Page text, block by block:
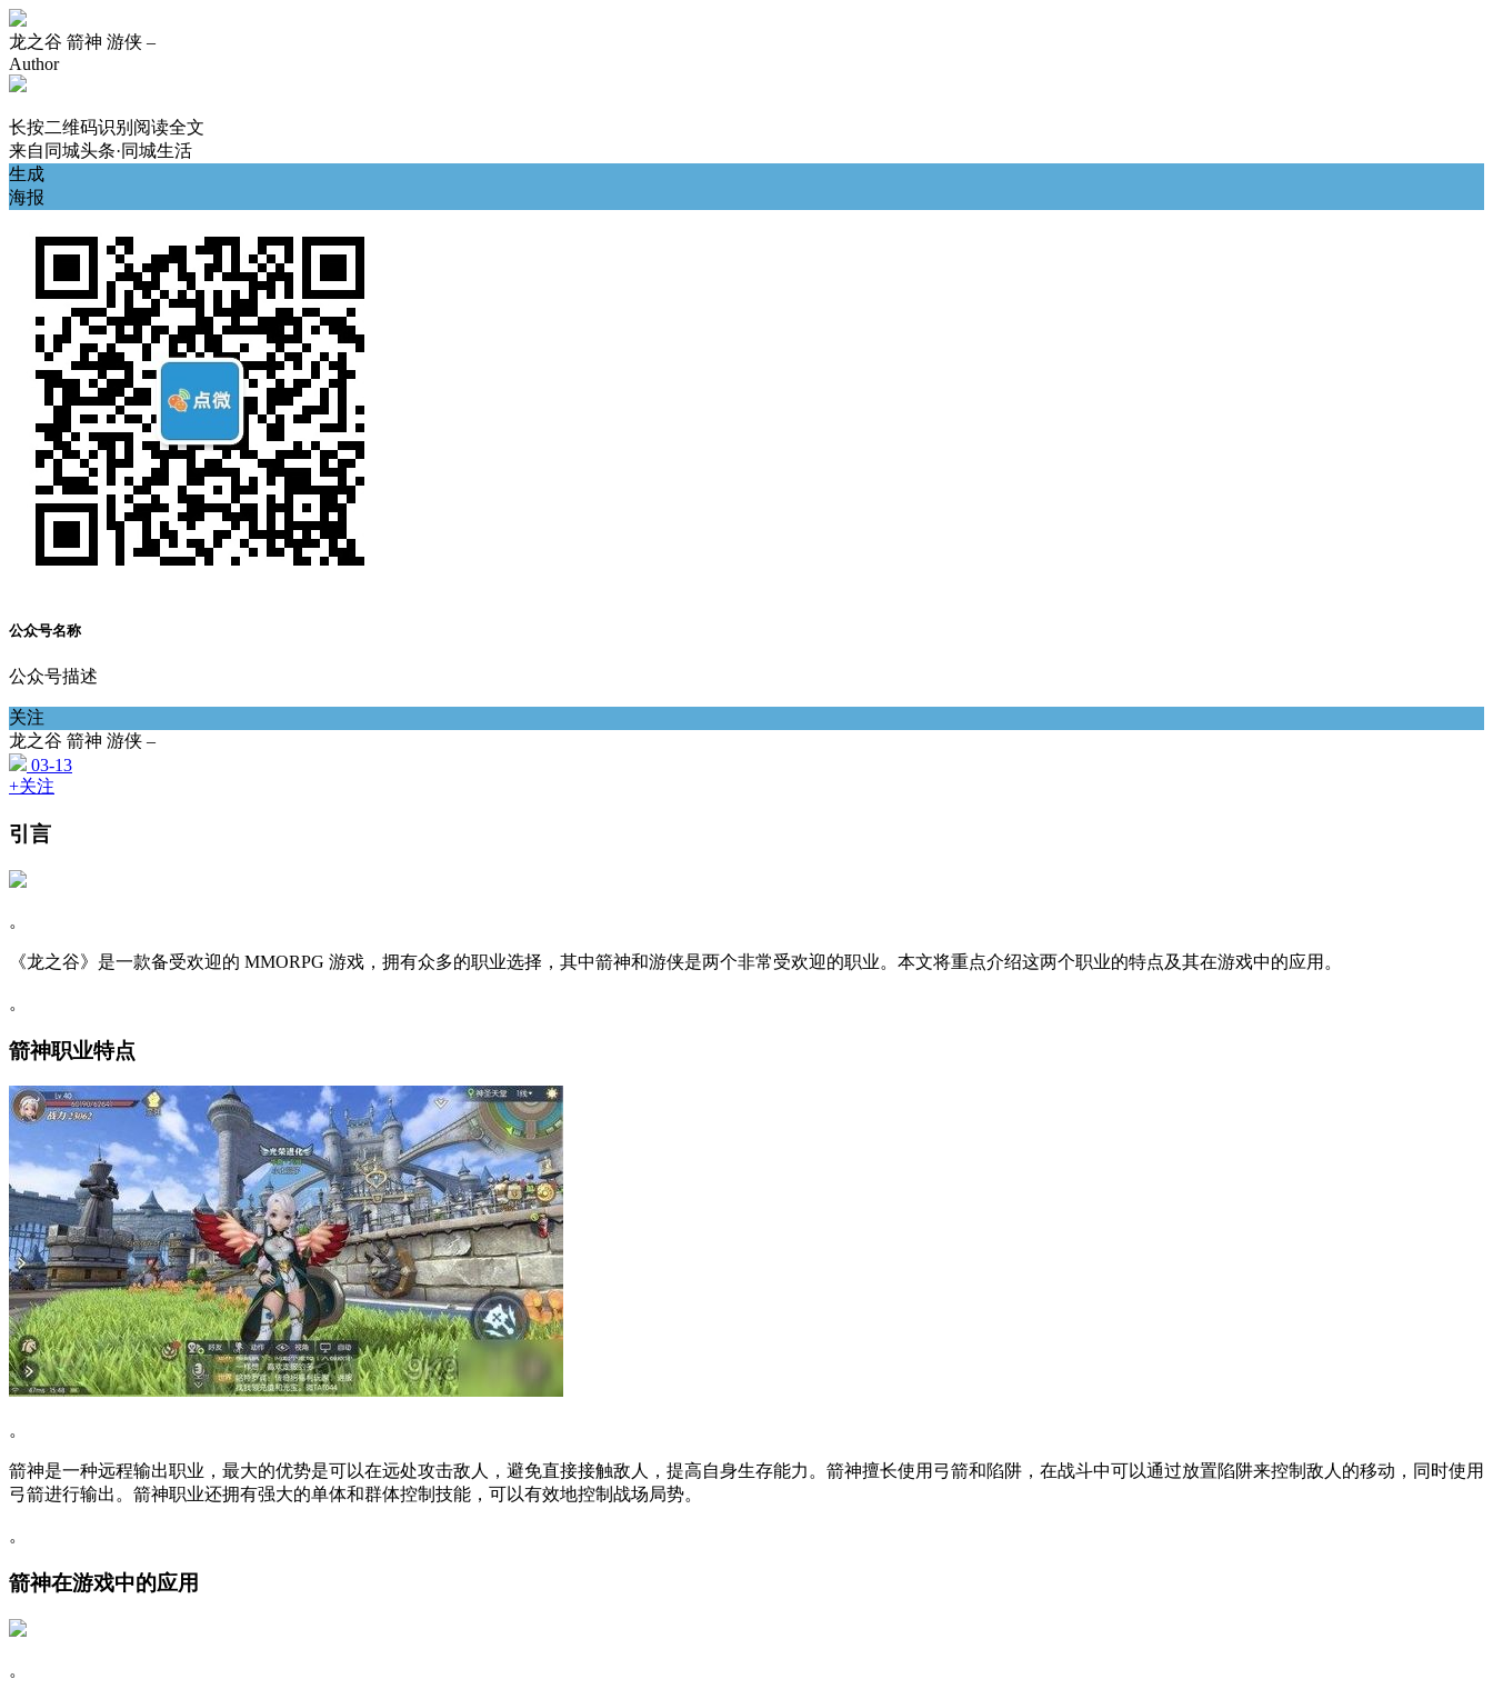
龙之谷 箭神 游侠 –
Author
长按二维码识别阅读全文
来自 同城头条·同城生活
生成
海报
公众号名称
公众号描述
关注
龙之谷 箭神 游侠 –
03-13
+关注
引言
。
《龙之谷》是一款备受欢迎的 MMORPG 游戏，拥有众多的职业选择，其中箭神和游侠是两个非常受欢迎的职业。本文将重点介绍这两个职业的特点及其在游戏中的应用。
。
箭神职业特点
。
箭神是一种远程输出职业，最大的优势是可以在远处攻击敌人，避免直接接触敌人，提高自身生存能力。箭神擅长使用弓箭和陷阱，在战斗中可以通过放置陷阱来控制敌人的移动，同时使用
弓箭进行输出。箭神职业还拥有强大的单体和群体控制技能，可以有效地控制战场局势。
。
箭神在游戏中的应用
。